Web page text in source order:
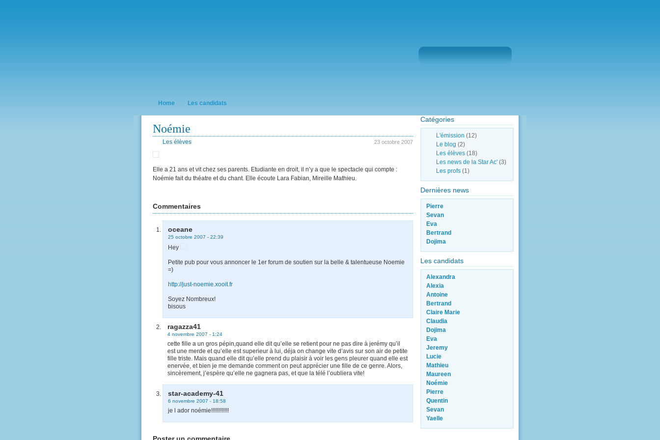
Home Les candidats
Noémie
Les élèves 23 octobre 2007
Elle a 21 ans et vit chez ses parents. Etudiante en droit, il n’y a que le spectacle qui compte :
Noémie fait du théatre et du chant. Elle écoute Lara Fabian, Mireille Mathieu.
Commentaires
oceane
25 octobre 2007 - 22:39
Hey
Petite pub pour vous annoncer le 1er forum de soutien sur la belle & talentueuse Noemie
=)
http://just-noemie.xooit.fr
Soyez Nombreux!
bisous
ragazza41
4 novembre 2007 - 1:24
cette fille a un gros pépin,quand elle dit qu’elle se retient pour ne pas dire à jerémy qu’il
est une merde et qu’elle est superieur à lui, déja on change vite d’avis sur son air de petite
fille triste. Mais quand elle dit qu’elle prend du plaisir à voir les gens pleurer quand elle est
enervée, et bien je me demande comment on peut apprécier une fille de ce genre. Alors,
sincèrement, j’espère qu’elle ne gagnera pas, et que la télé l’oubliera vite!
star-academy-41
6 novembre 2007 - 18:58
je l ador noémie!!!!!!!!!!!!
Catégories
L'émission (12)
Le blog (2)
Les élèves (18)
Les news de la Star Ac' (3)
Les profs (1)
Dernières news
Pierre
Sevan
Eva
Bertrand
Dojima
Les candidats
Alexandra
Alexia
Antoine
Bertrand
Claire Marie
Claudia
Dojima
Eva
Jeremy
Lucie
Mathieu
Maureen
Noémie
Pierre
Quentin
Sevan
Yaelle